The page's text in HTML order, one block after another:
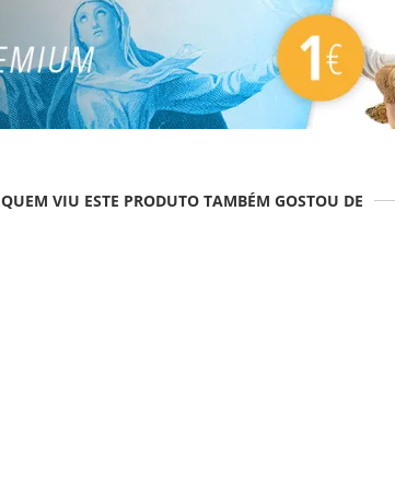
QUEM VIU ESTE PRODUTO TAMBÉM GOSTOU DE